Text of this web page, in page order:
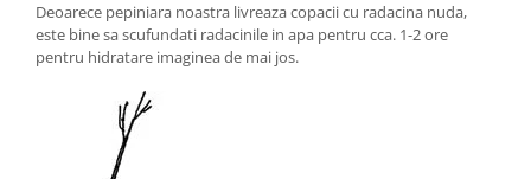
Deoarece pepiniara noastra livreaza copacii cu radacina nuda,
este bine sa scufundati radacinile in apa pentru cca. 1-2 ore
pentru hidratare imaginea de mai jos.